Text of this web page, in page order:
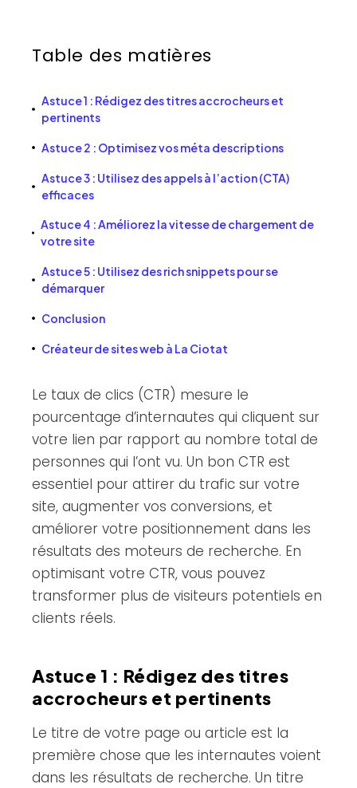
Table des matières
Astuce 1 : Rédigez des titres accrocheurs et
pertinents
Astuce 2 : Optimisez vos méta descriptions
Astuce 3 : Utilisez des appels à l’action (CTA)
efficaces
Astuce 4 : Améliorez la vitesse de chargement de
votre site
Astuce 5 : Utilisez des rich snippets pour se
démarquer
Conclusion
Créateur de sites web à La Ciotat
Le taux de clics (CTR) mesure le
pourcentage d’internautes qui cliquent sur
votre lien par rapport au nombre total de
personnes qui l’ont vu. Un bon CTR est
essentiel pour attirer du trafic sur votre
site, augmenter vos conversions, et
améliorer votre positionnement dans les
résultats des moteurs de recherche. En
optimisant votre CTR, vous pouvez
transformer plus de visiteurs potentiels en
clients réels.
Astuce 1 : Rédigez des titres
accrocheurs et pertinents
Le titre de votre page ou article est la
première chose que les internautes voient
dans les résultats de recherche. Un titre